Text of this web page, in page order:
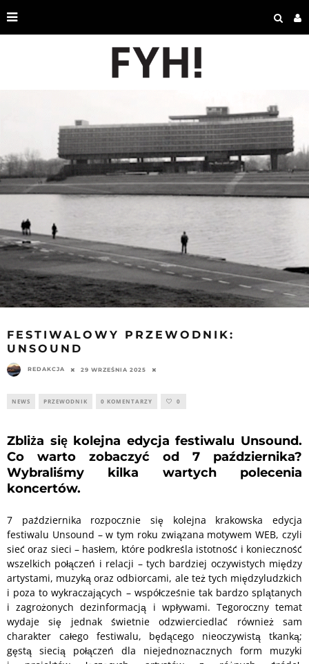
FESTIWALOWY PRZEWODNIK:
UNSOUND
REDAKCJA 29 WRZEŚNIA 2025
NEWS PRZEWODNIK 0 KOMENTARZY 0
Zbliża się kolejna edycja festiwalu Unsound.
Co warto zobaczyć od 7 października?
Wybraliśmy kilka wartych polecenia
koncertów.
7 października rozpocznie się kolejna krakowska edycja
festiwalu Unsound – w tym roku związana motywem WEB, czyli
sieć oraz sieci – hasłem, które podkreśla istotność i konieczność
wszelkich połączeń i relacji – tych bardziej oczywistych między
artystami, muzyką oraz odbiorcami, ale też tych międzyludzkich
i poza to wykraczających – współcześnie tak bardzo splątanych
i zagrożonych dezinformacją i wpływami. Tegoroczny temat
wydaje się jednak świetnie odzwierciedlać również sam
charakter całego festiwalu, będącego nieoczywistą tkanką;
gęstą siecią połączeń dla niejednoznacznych form muzyki